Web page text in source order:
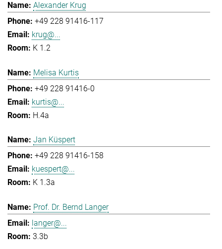
Alexander Krug
+49 228 91416-117
krug@...
K 1.2
Melisa Kurtis
+49 228 91416-0
kurtis@...
H.4a
Jan Küspert
+49 228 91416-158
kuespert@...
K 1.3a
Prof. Dr. Bernd Langer
langer@...
3.3b